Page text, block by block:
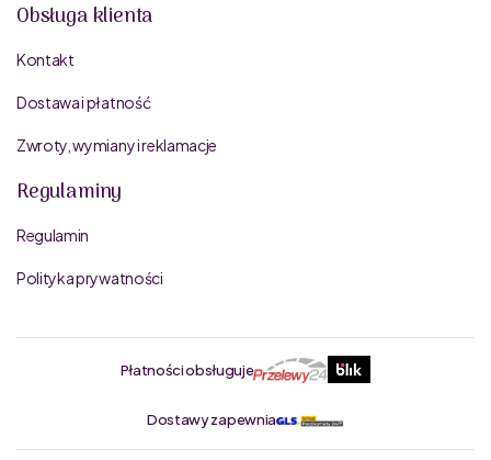
Obsługa klienta
Kontakt
Dostawa i płatność
Zwroty, wymiany i reklamacje
Regulaminy
Regulamin
Polityka prywatności
Płatności obsługuje
Dostawy zapewnia